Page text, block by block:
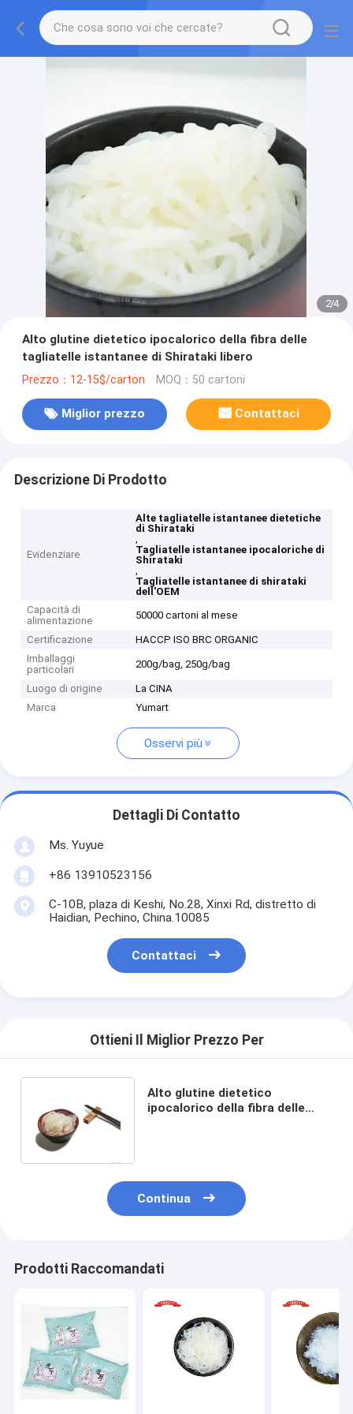
2/4
Alto glutine dietetico ipocalorico della fibra delle
tagliatelle istantanee di Shirataki libero
Prezzo：12-15$/carton MOQ：50 cartoni
Miglior prezzo Contattaci
Descrizione Di Prodotto
Evidenziare
Alte tagliatelle istantanee dietetiche
di Shirataki
,
Tagliatelle istantanee ipocaloriche di
Shirataki
,
Tagliatelle istantanee di shirataki
dell'OEM
Capacità di
alimentazione
50000 cartoni al mese
Certificazione
HACCP ISO BRC ORGANIC
Imballaggi
particolari
200g/bag, 250g/bag
Luogo di origine
La CINA
Marca
Yumart
Osservi più
Dettagli Di Contatto
Ms. Yuyue
+86 13910523156
C-10B, plaza di Keshi, No.28, Xinxi Rd, distretto di
Haidian, Pechino, China.10085
Contattaci
Ottieni Il Miglior Prezzo Per
Alto glutine dietetico
ipocalorico della fibra delle
Continua
Prodotti Raccomandati